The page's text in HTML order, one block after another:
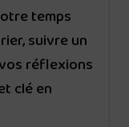
temps
suivre un
réflexions
clé en